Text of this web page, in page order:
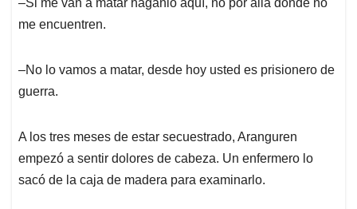
me encuentren.
‒No lo vamos a matar, desde hoy usted es prisionero de
guerra.
A los tres meses de estar secuestrado, Aranguren
empezó a sentir dolores de cabeza. Un enfermero lo
sacó de la caja de madera para examinarlo.